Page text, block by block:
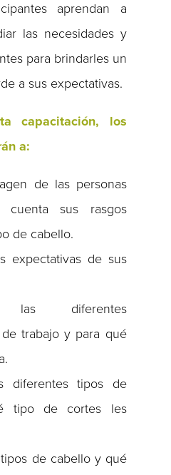
aprendan a
las necesidades y
para brindarles un
a sus expectativas.
capacitación, los
a:
de las personas
cuenta sus rasgos
de cabello.
expectativas de sus
las diferentes
trabajo y para qué
diferentes tipos de
tipo de cortes les
de cabello y qué